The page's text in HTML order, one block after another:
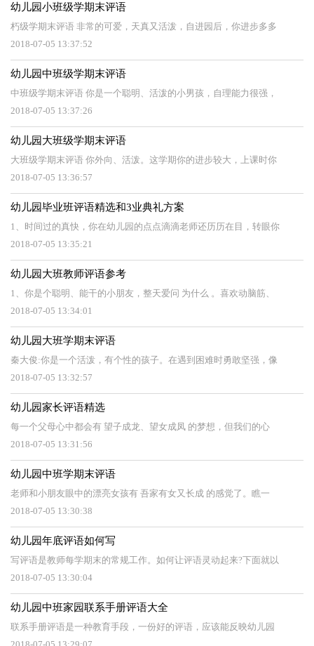
幼儿园小班级学期末评语
朽级学期末评语 非常的可爱，天真又活泼，自进园后，你进步多多
2018-07-05 13:37:52
幼儿园中班级学期末评语
中班级学期末评语 你是一个聪明、活泼的小男孩，自理能力很强，
2018-07-05 13:37:26
幼儿园大班级学期末评语
大班级学期末评语 你外向、活泼。这学期你的进步较大，上课时你
2018-07-05 13:36:57
幼儿园毕业班评语精选和3业典礼方案
1、时间过的真快，你在幼儿园的点点滴滴老师还历历在目，转眼你
2018-07-05 13:35:21
幼儿园大班教师评语参考
1、你是个聪明、能干的小朋友，整天爱问 为什么 。喜欢动脑筋、
2018-07-05 13:34:01
幼儿园大班学期末评语
秦大俊:你是一个活泼，有个性的孩子。在遇到困难时勇敢坚强，像
2018-07-05 13:32:57
幼儿园家长评语精选
每一个父母心中都会有 望子成龙、望女成凤 的梦想，但我们的心
2018-07-05 13:31:56
幼儿园中班学期末评语
老师和小朋友眼中的漂亮女孩有 吾家有女又长成 的感觉了。瞧一
2018-07-05 13:30:38
幼儿园年底评语如何写
写评语是教师每学期末的常规工作。如何让评语灵动起来?下面就以
2018-07-05 13:30:04
幼儿园中班家园联系手册评语大全
联系手册评语是一种教育手段，一份好的评语，应该能反映幼儿园